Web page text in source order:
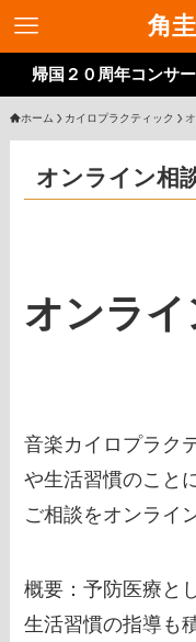
角
帰国２０周年コンサ
ホーム カイロプラクティック
オンライン相
オンラ
音楽カイロプラク
や生活習慣のこと
ご相談をオンライ
概要：予防医療と
生活習慣の指導も